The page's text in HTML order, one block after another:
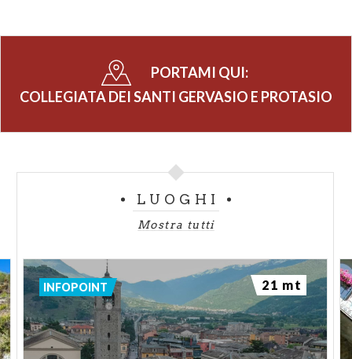
PORTAMI QUI:
COLLEGIATA DEI SANTI GERVASIO E PROTASIO
LUOGHI
Mostra tutti
INFOPOINT 21 mt